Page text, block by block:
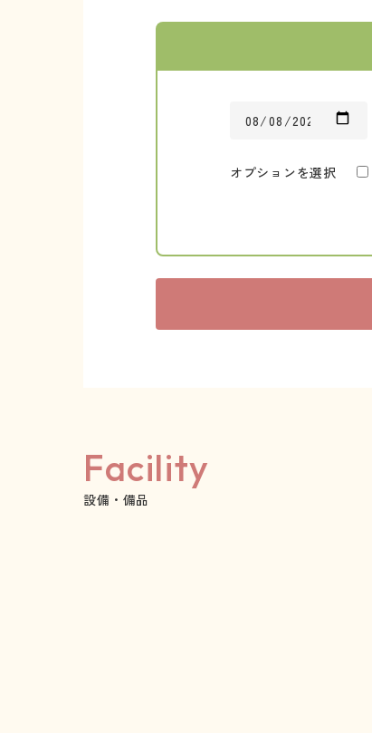
オプションを選択
Facility
設備・備品